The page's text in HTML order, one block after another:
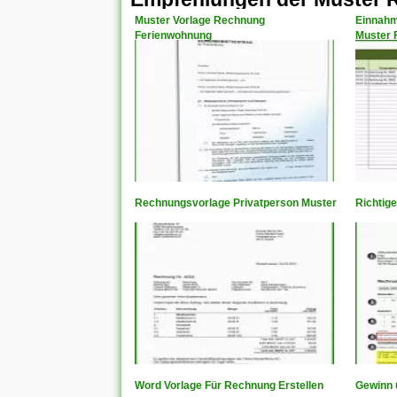
Muster Vorlage Rechnung
Ferienwohnung
Muster
Rechnungsvorlage Privatperson Muster
Word Vorlage Für Rechnung Erstellen Gewinn